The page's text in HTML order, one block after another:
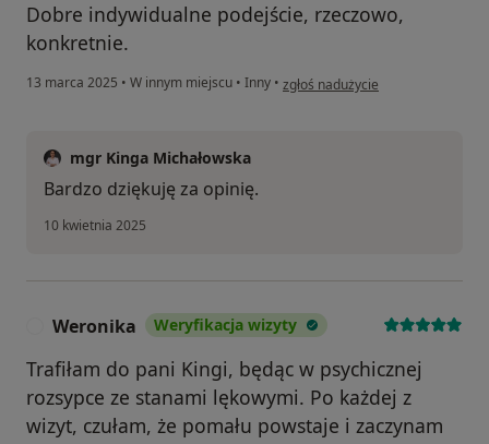
Dobre indywidualne podejście, rzeczowo,
konkretnie.
13 marca 2025 • W innym miejscu • Inny • w opinii użytkownika M.
zgłoś nadużycie
mgr Kinga Michałowska
Bardzo dziękuję za opinię.
10 kwietnia 2025
Weronika Weryfikacja wizyty
Trafiłam do pani Kingi, będąc w psychicznej
rozsypce ze stanami lękowymi. Po każdej z
wizyt, czułam, że pomału powstaje i zaczynam